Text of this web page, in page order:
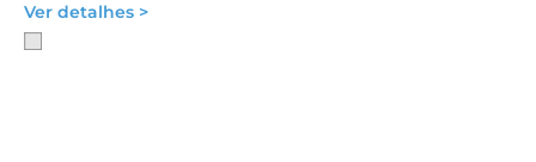
Ver detalhes >